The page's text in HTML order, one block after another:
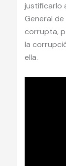
justificarlo
General
corrupta,
la
ella.